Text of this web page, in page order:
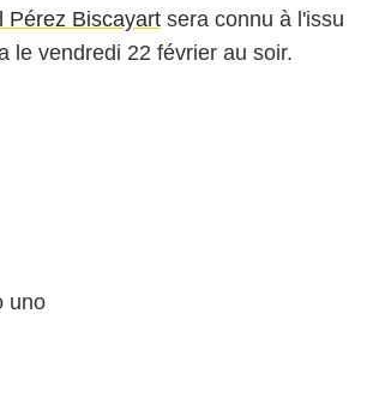
Pérez Biscayart sera connu à l'issu
le vendredi 22 février au soir.
uno